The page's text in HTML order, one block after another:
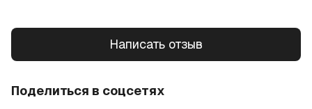
Написать отзыв
Поделиться в соцсетях